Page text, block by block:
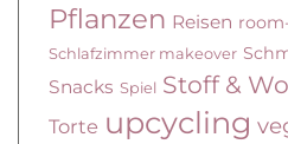
Pflanzen Reisen
Schlafzimmer makeover
Snacks Spiel Stoff &
Torte upcycling